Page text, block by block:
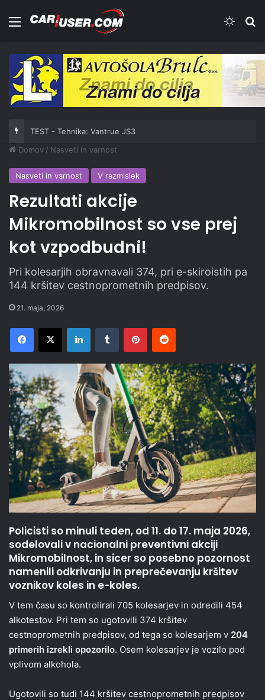
Meni
TEST - Tehnika: Vantrue JS3
Domov / Nasveti in varnost
Nasveti in varnost V razmislek
Rezultati akcije
Mikromobilnost so vse prej
kot vzpodbudni!
Pri kolesarjih obravnavali 374, pri e-skiroistih pa
144 kršitev cestnoprometnih predpisov.
21. maja, 2026
Facebook
X LinkedInTumblr PinterestReddit
Policisti so minuli teden, od 11. do 17. maja 2026,
sodelovali v nacionalni preventivni akciji
Mikromobilnost, in sicer so posebno pozornost
namenili odkrivanju in preprečevanju kršitev
voznikov koles in e-koles.
V tem času so kontrolirali 705 kolesarjev in odredili 454
alkotestov. Pri tem so ugotovili 374 kršitev
cestnoprometnih predpisov, od tega so kolesarjem v 204
primerih izrekli opozorilo. Osem kolesarjev je vozilo pod
vplivom alkohola.
Ugotovili so tudi 144 kršitev cestnoprometnih predpisov